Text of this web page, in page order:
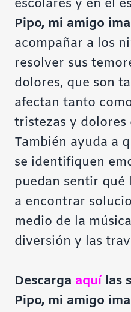
escolares y en el
Pipo, mi amigo
acompañar a los
resolver sus
dolores, que son
afectan tanto
tristezas y dolores
También ayuda a
se identifiquen
puedan sentir qué
a encontrar
medio de la
diversión y las
Descarga aquí las
Pipo, mi amigo